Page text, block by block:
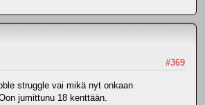
#369
struggle vai mikä nyt onkaan
jumittunu 18 kenttään.